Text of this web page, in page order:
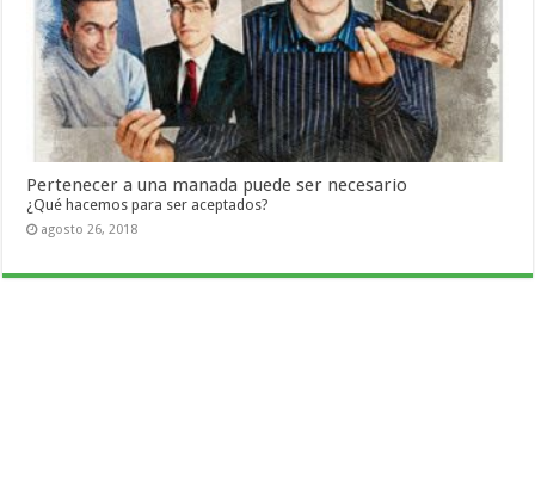
Pertenecer a una manada puede ser necesario
¿Qué hacemos para ser aceptados?
agosto 26, 2018